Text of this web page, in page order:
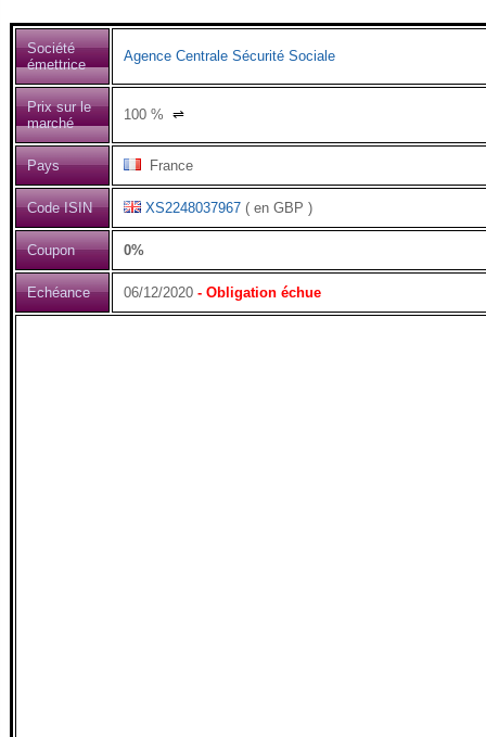
Société
émettrice
Agence Centrale Sécurité Sociale
Prix sur le
marché
100 % ⇌
Pays France
Code ISIN XS2248037967 ( en GBP )
Coupon 0%
Echéance 06/12/2020 - Obligation échue